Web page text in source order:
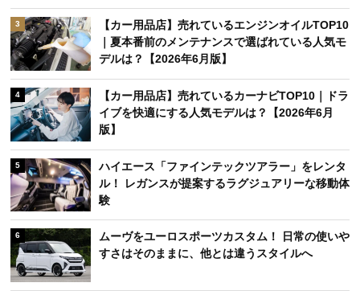
3
【カー用品店】売れているエンジンオイルTOP10
｜夏本番前のメンテナンスで選ばれている人気モ
デルは？【2026年6月版】
4
【カー用品店】売れているカーナビTOP10｜ドラ
イブを快適にする人気モデルは？【2026年6月
版】
5
ハイエース「ファインテックツアラー」をレンタ
ル！ レガンスが提案するラグジュアリーな移動体
験
6
ムーヴをユーロスポーツカスタム！ 日常の使いや
すさはそのままに、他とは違うスタイルへ